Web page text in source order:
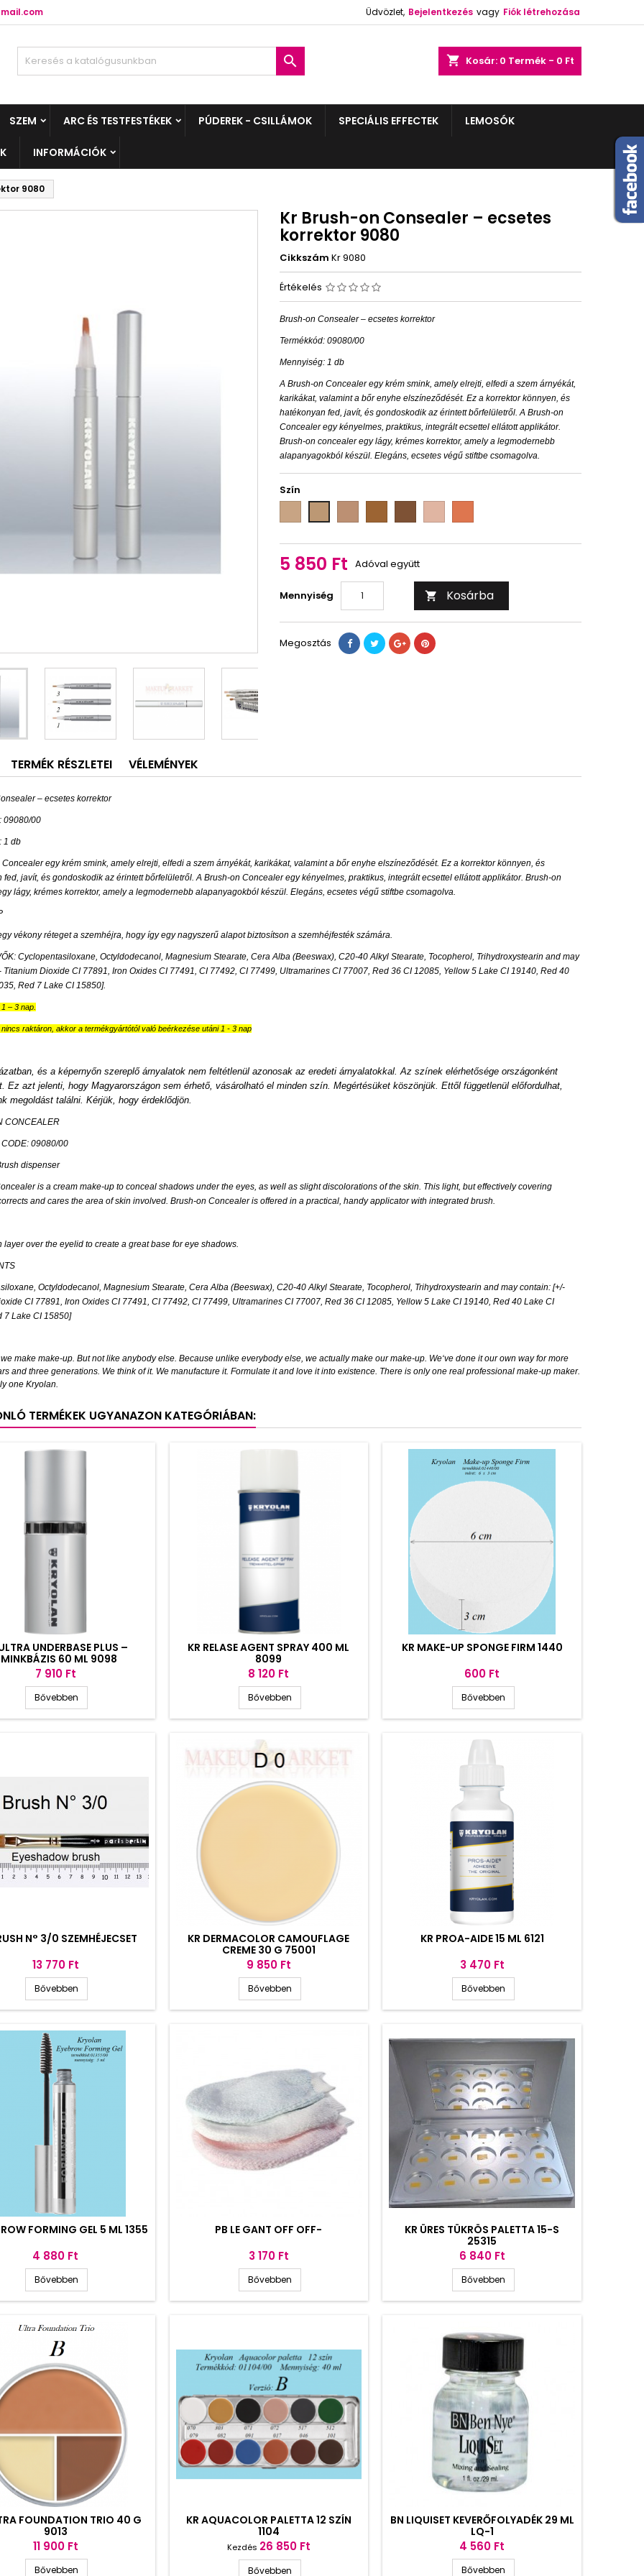
Üdvözlet, Bejelentkezés vagy Fiók létrehozása
shopping_cart Kosár: 0 Termék - 0 Ft

SZEM ARC ÉS TESTFESTÉKEK PÚDEREK - CSILLÁMOK SPECIÁLIS EFFECTEK LEMOSÓK
INFORMÁCIÓK
9080
Kr Brush-on Consealer – ecsetes
korrektor 9080
Cikkszám Kr 9080
Értékelés
Brush-on Consealer – ecsetes korrektor
Termékkód: 09080/00
Mennyiség: 1 db
A Brush-on Concealer egy krém smink, amely elrejti, elfedi a szem árnyékát,
karikákat, valamint a bőr enyhe elszíneződését. Ez a korrektor könnyen, és
hatékonyan fed, javít, és gondoskodik az érintett bőrfelületről. A Brush-on
Concealer egy kényelmes, praktikus, integrált ecsettel ellátott applikátor.
Brush-on concealer egy lágy, krémes korrektor, amely a legmodernebb
alapanyagokból készül. Elegáns, ecsetes végű stiftbe csomagolva.
Szín
5 850 Ft Adóval együtt
Mennyiség  Kosárba
Megosztás
TERMÉK RÉSZLETEI VÉLEMÉNYEK
– ecsetes korrektor
09080/00
1 db
egy krém smink, amely elrejti, elfedi a szem árnyékát, karikákat, valamint a bőr enyhe elszíneződését. Ez a korrektor könnyen, és
fed, javít, és gondoskodik az érintett bőrfelületről. A Brush-on Concealer egy kényelmes, praktikus, integrált ecsettel ellátott applikátor. Brush-on
lágy, krémes korrektor, amely a legmodernebb alapanyagokból készül. Elegáns, ecsetes végű stiftbe csomagolva.
vékony réteget a szemhéjra, hogy így egy nagyszerű alapot biztosítson a szemhéjfesték számára.
Cyclopentasiloxane, Octyldodecanol, Magnesium Stearate, Cera Alba (Beeswax), C20-40 Alkyl Stearate, Tocopherol, Trihydroxystearin and may
Titanium Dioxide CI 77891, Iron Oxides CI 77491, CI 77492, CI 77499, Ultramarines CI 77007, Red 36 CI 12085, Yellow 5 Lake CI 19140, Red 40
Red 7 Lake CI 15850].
– 3 nap.
raktáron, akkor a termékgyártótól való beérkezése utáni 1 - 3 nap
és a képernyőn szereplő árnyalatok nem feltétlenül azonosak az eredeti árnyalatokkal. Az színek elérhetősége országonként
Ez azt jelenti, hogy Magyarországon sem érhető, vásárolható el minden szín. Megértésüket köszönjük. Ettől függetlenül előfordulhat,
megoldást találni. Kérjük, hogy érdeklődjön.
CONCEALER
09080/00
dispenser
is a cream make-up to conceal shadows under the eyes, as well as slight discolorations of the skin. This light, but effectively covering
and cares the area of skin involved. Brush-on Concealer is offered in a practical, handy applicator with integrated brush.
layer over the eyelid to create a great base for eye shadows.
Octyldodecanol, Magnesium Stearate, Cera Alba (Beeswax), C20-40 Alkyl Stearate, Tocopherol, Trihydroxystearin and may contain: [+/-
CI 77891, Iron Oxides CI 77491, CI 77492, CI 77499, Ultramarines CI 77007, Red 36 CI 12085, Yellow 5 Lake CI 19140, Red 40 Lake CI
7 Lake CI 15850]
make make-up. But not like anybody else. Because unlike everybody else, we actually make our make-up. We‘ve done it our own way for more
and three generations. We think of it. We manufacture it. Formulate it and love it into existence. There is only one real professional make-up maker.
one Kryolan.
TERMÉKEK UGYANAZON KATEGÓRIÁBAN:
UNDERBASE PLUS –
60 ML 9098
Ár
7 910 Ft
Bővebben
KR RELASE AGENT SPRAY 400 ML
8099
Ár
8 120 Ft
Bővebben
KR MAKE-UP SPONGE FIRM 1440
Ár
600 Ft
Bővebben
N° 3/0 SZEMHÉJECSET
Ár
13 770 Ft
Bővebben
KR DERMACOLOR CAMOUFLAGE
CREME 30 G 75001
Ár
9 850 Ft
Bővebben
KR PROA-AIDE 15 ML 6121
Ár
3 470 Ft
Bővebben
FORMING GEL 5 ML 1355
Ár
4 880 Ft
Bővebben
PB LE GANT OFF OFF-
Ár
3 170 Ft
Bővebben
KR ÜRES TÜKRÖS PALETTA 15-S
25315
Ár
6 840 Ft
Bővebben
FOUNDATION TRIO 40 G
9013
Ár
11 900 Ft
Bővebben
KR AQUACOLOR PALETTA 12 SZÍN
1104
Kezdés Ár
26 850 Ft
Bővebben
BN LIQUISET KEVERŐFOLYADÉK 29 ML
LQ-1
Ár
4 560 Ft
Bővebben